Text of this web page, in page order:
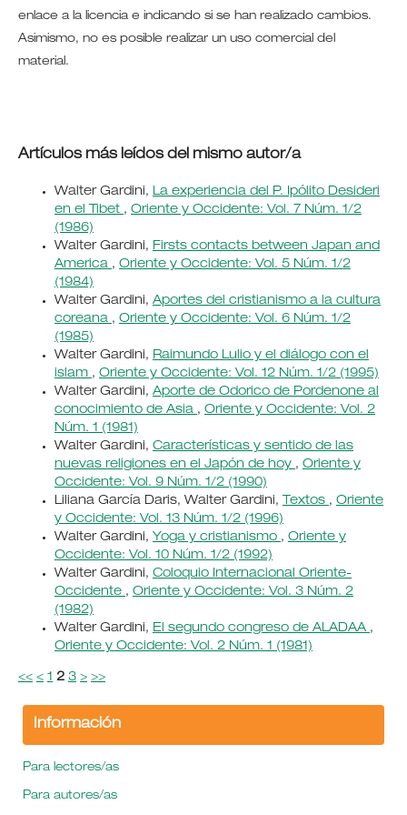
enlace a la licencia e indicando si se han realizado cambios.
Asimismo, no es posible realizar un uso comercial del
material.
Artículos más leídos del mismo autor/a
Walter Gardini, La experiencia del P. Ipólito Desideri
en el Tibet , Oriente y Occidente: Vol. 7 Núm. 1/2
(1986)
Walter Gardini, Firsts contacts between Japan and
America , Oriente y Occidente: Vol. 5 Núm. 1/2
(1984)
Walter Gardini, Aportes del cristianismo a la cultura
coreana , Oriente y Occidente: Vol. 6 Núm. 1/2
(1985)
Walter Gardini, Raimundo Lulio y el diálogo con el
islam , Oriente y Occidente: Vol. 12 Núm. 1/2 (1995)
Walter Gardini, Aporte de Odorico de Pordenone al
conocimiento de Asia , Oriente y Occidente: Vol. 2
Núm. 1 (1981)
Walter Gardini, Características y sentido de las
nuevas religiones en el Japón de hoy , Oriente y
Occidente: Vol. 9 Núm. 1/2 (1990)
Liliana García Daris, Walter Gardini,
Textos , Oriente
y Occidente: Vol. 13 Núm. 1/2 (1996)
Walter Gardini, Yoga y cristianismo , Oriente y
Occidente: Vol. 10 Núm. 1/2 (1992)
Walter Gardini, Coloquio Internacional Oriente-
Occidente , Oriente y Occidente: Vol. 3 Núm. 2
(1982)
Walter Gardini, El segundo congreso de ALADAA ,
Oriente y Occidente: Vol. 2 Núm. 1 (1981)
<< < 1 2 3 > >>
Información
Para lectores/as
Para autores/as